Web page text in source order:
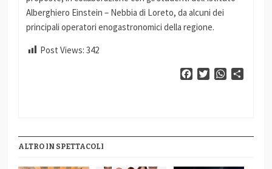
Alberghiero Einstein – Nebbia di Loreto, da alcuni dei
principali operatori enogastronomici della regione.
Post Views: 342
FacebookTwitterWhatsApp
ALTRO IN SPETTACOLI